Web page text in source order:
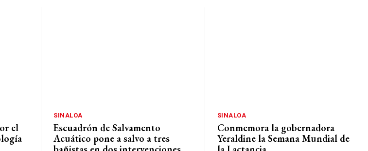
el
SINALOA
Escuadrón de Salvamento
Acuático pone a salvo a tres
SINALOA
Conmemora la gobernadora
Yeraldine la Semana Mundial de